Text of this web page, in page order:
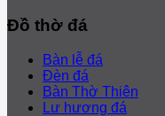
Đồ thờ đá
Bàn lễ đá
Đèn đá
Bàn Thờ Thiên
Lư hương đá